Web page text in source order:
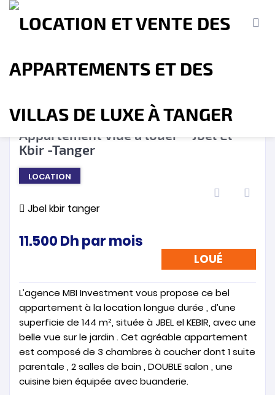
A propos
Terrains Location de Vacances
❮ ❯
Appartement vide à louer – Jbel El
Kbir -Tanger
LOCATION
Jbel kbir tanger
11.500Dhpar mois
LOUÉ
L’agence MBI Investment vous propose ce bel
appartement à la location longue durée , d’une
superficie de 144 m², située à JBEL el KEBIR, avec une
belle vue sur le jardin . Cet agréable appartement
est composé de 3 chambres à coucher dont 1 suite
parentale , 2 salles de bain , DOUBLE salon , une
cuisine bien équipée avec buanderie.